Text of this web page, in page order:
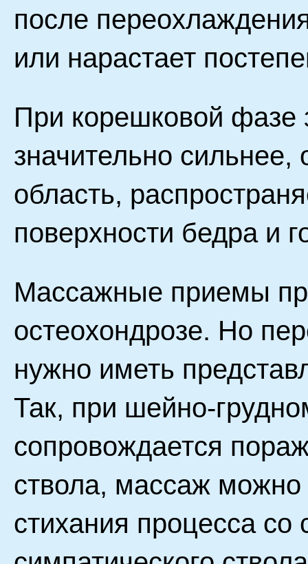
после
или нарастает
При корешковой фазе
значительно сильнее,
область,
поверхности бедра и
Массажные приемы
остеохондрозе. Но
нужно иметь
Так, при шейно-
сопровождается
ствола, массаж можно
стихания процесса со